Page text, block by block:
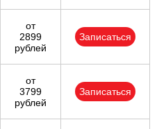
от
2899
рублей
Записаться
от
3799
рублей
Записаться